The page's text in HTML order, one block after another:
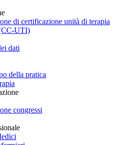
di certificazione unità di terapia
UTI)
dati
della pratica
congressi